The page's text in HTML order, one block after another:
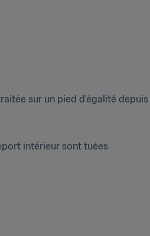
sur un pied d'égalité
intérieur sont tuées